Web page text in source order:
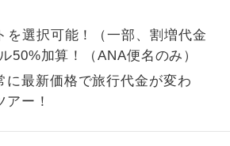
を選択可能！（一部、割増代金
50%加算！（ANA便名のみ）
に最新価格で旅行代金が変わ
ー！
す。
ご参加にあたり年齢に制限があるコース
です。
画にとても便利です。